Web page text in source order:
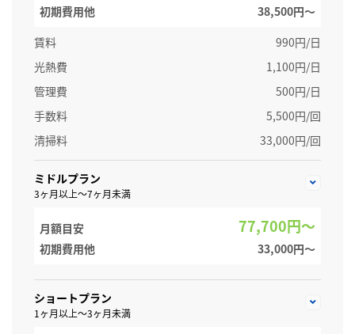
初期費用他
38,500円〜
賃料
990円/日
光熱費
1,100円/日
管理費
500円/日
手数料
5,500円/回
清掃料
33,000円/回
ミドルプラン
3ヶ月以上～7ヶ月未満
月額目安 77,700円～
初期費用他 33,000円〜
ショートプラン
1ヶ月以上～3ヶ月未満